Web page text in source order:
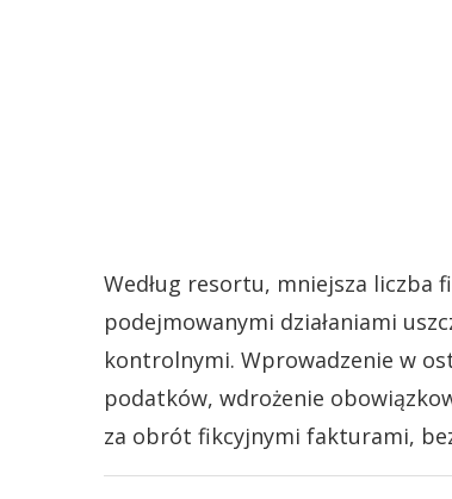
Według resortu, mniejsza liczba
podejmowanymi działaniami
kontrolnymi. Wprowadzenie w
podatków, wdrożenie
za obrót fikcyjnymi fakturami,